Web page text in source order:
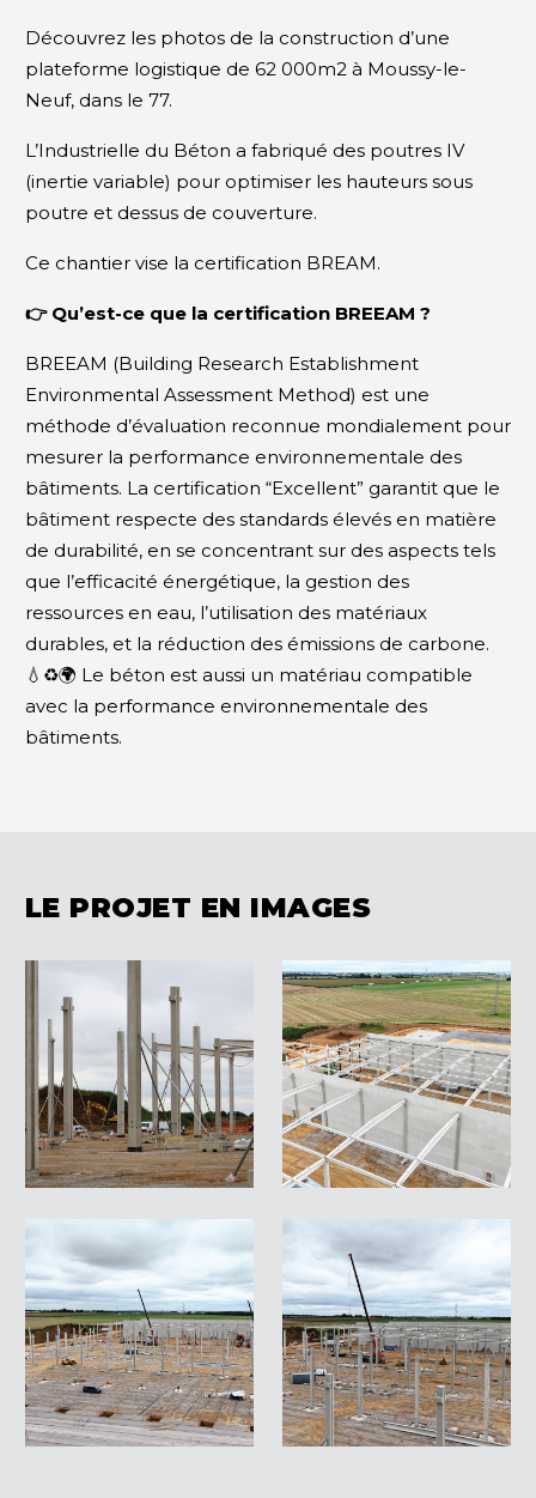
Découvrez les photos de la construction d’une
plateforme logistique de 62 000m2 à Moussy-le-
Neuf, dans le 77.
L’Industrielle du Béton a fabriqué des poutres IV
(inertie variable) pour optimiser les hauteurs sous
poutre et dessus de couverture.
Ce chantier vise la certification BREAM.
👉 Qu’est-ce que la certification BREEAM ?
BREEAM (Building Research Establishment
Environmental Assessment Method) est une
méthode d’évaluation reconnue mondialement pour
mesurer la performance environnementale des
bâtiments. La certification “Excellent” garantit que le
bâtiment respecte des standards élevés en matière
de durabilité, en se concentrant sur des aspects tels
que l’efficacité énergétique, la gestion des
ressources en eau, l’utilisation des matériaux
durables, et la réduction des émissions de carbone.
💧♻️🌍 Le béton est aussi un matériau compatible
avec la performance environnementale des
bâtiments.
LE PROJET EN IMAGES